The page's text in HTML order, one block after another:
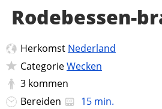
Rodebessen-
Herkomst Nederland
CategorieWecken
3 kommen
Bereiden
15 min.